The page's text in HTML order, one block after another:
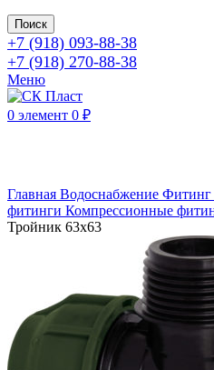
Поиск
+7 (918) 093-88-38
+7 (918) 270-88-38
Меню
0 элемент 0 ₽
Главная Водоснабжение
фитинги Компрессионные
Тройник 63х63